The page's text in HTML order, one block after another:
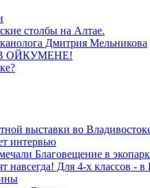
столбы на Алтае.
Дмитрия Мельникова
ОЙКУМЕНЕ!
выставки во
интервью
Благовещение в
навсегда! Для 4-х классов - в